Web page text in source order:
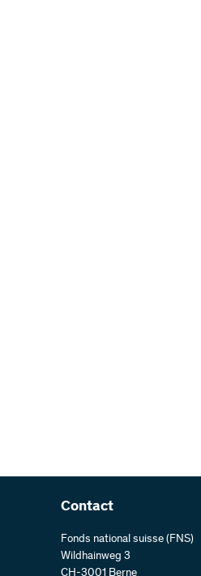
Contact
Fonds national suisse (FNS)
Wildhainweg 3
CH-3001 Berne